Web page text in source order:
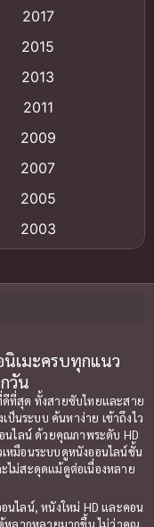
2017
2015
2013
2011
2009
2007
2005
2003
1999
1990
1988
1985
1983
1981
นิเมะครบทุกแนว
วัน
ดีที่สุด ทั้งสายซับไทยและสาย
ป็นระบบ ค้นหาง่าย เข้าถึงไว
นไลน์ ด้วยคุณภาพระดับ HD
เหมือนระบบดูหนังออนไลน์ชั้น
ไม่สะดุดแม้ดูต่อเนื่องหลาย
นไลน์, หนังใหม่ HD และคอน